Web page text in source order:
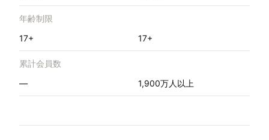
年齢制限
17+
17+
累計会員数
—
1,900万人以上